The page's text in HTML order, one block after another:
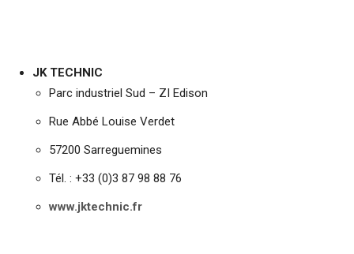
JK TECHNIC
Parc industriel Sud – ZI Edison
Rue Abbé Louise Verdet
57200 Sarreguemines
Tél. : +33 (0)3 87 98 88 76
www.jktechnic.fr